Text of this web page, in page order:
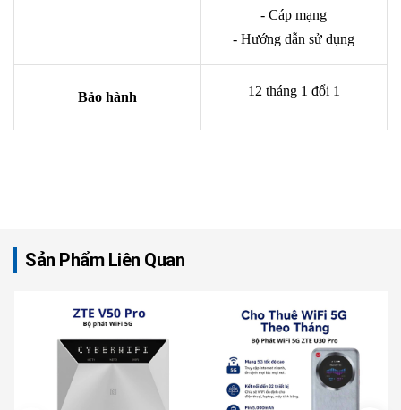
- Cáp mạng
- Hướng dẫn sử dụng
Bảo hành 12 tháng 1 đổi 1
Sản Phẩm Liên Quan